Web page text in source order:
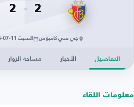
2
2
جي سي كامبوس السبت 11-07-2026 · 02:00 م
التفاصيل الأخبار مساحة الزوار
معلومات اللقاء